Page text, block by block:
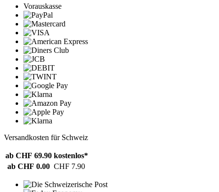
Vorauskasse
Versandkosten für Schweiz
ab CHF 69.90 kostenlos*
ab CHF 0.00 CHF 7.90